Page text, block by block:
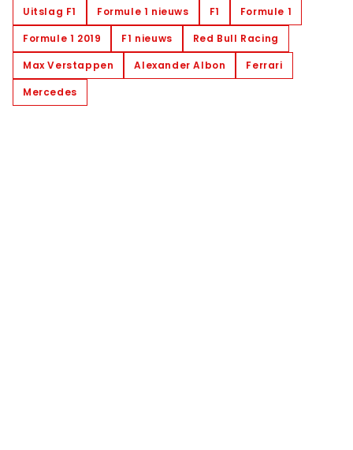
Uitslag F1 Formule 1 nieuws F1
Formule 1
Formule 1 2019
F1 nieuws
Red Bull Racing
Max Verstappen
Alexander Albon
Ferrari
Mercedes